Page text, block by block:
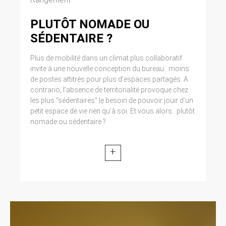
PLUTÔT NOMADE OU
SÉDENTAIRE ?
Plus de mobilité dans un climat plus collaboratif
invite à une nouvelle conception du bureau : moins
de postes attitrés pour plus d’espaces partagés. A
contrario, l’absence de territorialité provoque chez
les plus “sédentaires” le besoin de pouvoir jouir d’un
petit espace de vie rien qu’à soi. Et vous alors...plutôt
nomade ou sédentaire ?
+
Cliquez en haut à droite du navigateur sur le
pictogramme de menu (symbolisé par trois
lignes horizontales). Sélectionnez Paramètres.
Cliquez sur Afficher les paramètres avancés.
Dans la section ‘Confidentialité’, cliquez sur
préférences. Dans l’onglet ‘Confidentialité’,
vous pouvez bloquer les cookies.
9. DROIT APPLICABLE ET
ATTRIBUTION DE
JURIDICTION.
https://clen.fr est soumis au droit français. Il est
fait attribution exclusive de juridiction aux
CONCERNÉES.